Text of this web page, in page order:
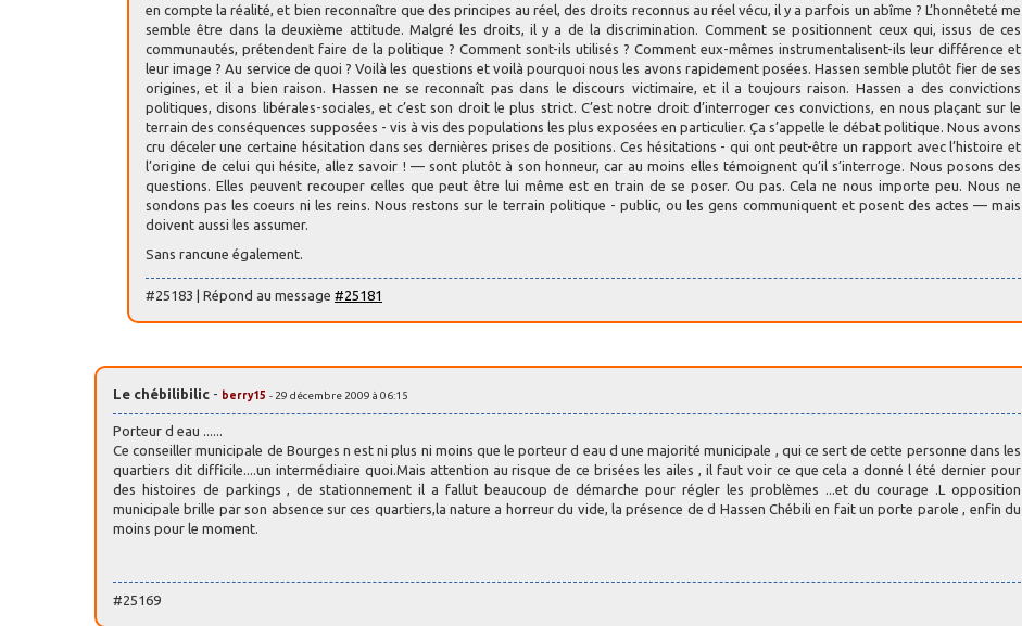
en compte la réalité, et bien reconnaître que des principes au réel, des droits reconnus au réel vécu, il y a parfois un abîme ? L’honnêteté me
semble être dans la deuxième attitude. Malgré les droits, il y a de la discrimination. Comment se positionnent ceux qui, issus de ces
communautés, prétendent faire de la politique ? Comment sont-ils utilisés ? Comment eux-mêmes instrumentalisent-ils leur différence et
leur image ? Au service de quoi ? Voilà les questions et voilà pourquoi nous les avons rapidement posées. Hassen semble plutôt fier de ses
origines, et il a bien raison. Hassen ne se reconnaît pas dans le discours victimaire, et il a toujours raison. Hassen a des convictions
politiques, disons libérales-sociales, et c’est son droit le plus strict. C’est notre droit d’interroger ces convictions, en nous plaçant sur le
terrain des conséquences supposées - vis à vis des populations les plus exposées en particulier. Ça s’appelle le débat politique. Nous avons
cru déceler une certaine hésitation dans ses dernières prises de positions. Ces hésitations - qui ont peut-être un rapport avec l’histoire et
l’origine de celui qui hésite, allez savoir ! — sont plutôt à son honneur, car au moins elles témoignent qu’il s’interroge. Nous posons des
questions. Elles peuvent recouper celles que peut être lui même est en train de se poser. Ou pas. Cela ne nous importe peu. Nous ne
sondons pas les coeurs ni les reins. Nous restons sur le terrain politique - public, ou les gens communiquent et posent des actes — mais
doivent aussi les assumer.
Sans rancune également.
#25183 | Répond au message #25181
Le chébilibilic - berry15 - 29 décembre 2009 à 06:15
Porteur d eau ......
Ce conseiller municipale de Bourges n est ni plus ni moins que le porteur d eau d une majorité municipale , qui ce sert de cette personne dans les
quartiers dit difficile....un intermédiaire quoi.Mais attention au risque de ce brisées les ailes , il faut voir ce que cela a donné l été dernier pour
des histoires de parkings , de stationnement il a fallut beaucoup de démarche pour régler les problèmes ...et du courage .L opposition
municipale brille par son absence sur ces quartiers,la nature a horreur du vide, la présence de d Hassen Chébili en fait un porte parole , enfin du
moins pour le moment.
#25169